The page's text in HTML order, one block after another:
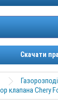
Скачати
клапана Chery